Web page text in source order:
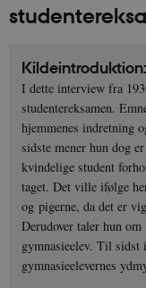
Kildeintroduktion:
I dette interview fra
studentereksamen.
hjemmenes indretning
sidste mener hun dog
kvindelige student
taget. Det ville ifølge
og pigerne, da det er
Derudover taler hun
gymnasieelev. Til sidst
gymnasieelevernes